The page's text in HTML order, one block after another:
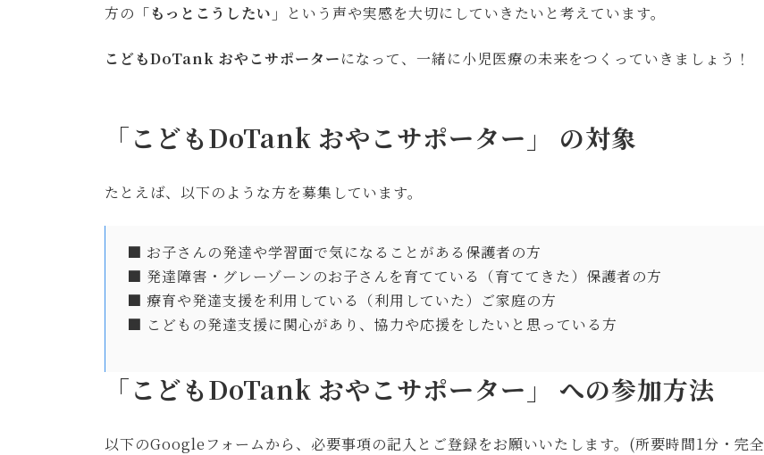
方の 「もっとこうしたい」 という声や実感を大切にしていきたいと考えています。
こどもDoTank おやこサポーターになって、一緒に小児医療の未来をつくっていきましょう！
「こどもDoTank おやこサポーター」 の対象
たとえば、以下のような方を募集しています。
■ お子さんの発達や学習面で気になることがある保護者の方
■ 発達障害・グレーゾーンのお子さんを育てている（育ててきた）保護者の方
■ 療育や発達支援を利用している（利用していた）ご家庭の方
■ こどもの発達支援に関心があり、協力や応援をしたいと思っている方
「こどもDoTank おやこサポーター」 への参加方法
以下のGoogleフォームから、必要事項の記入とご登録をお願いいたします。(所要時間1分・完全